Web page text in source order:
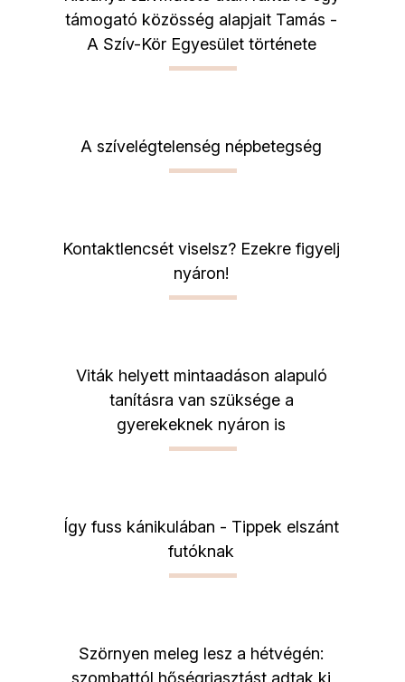
támogató közösség alapjait Tamás -
A Szív-Kör Egyesület története
A szívelégtelenség népbetegség
Kontaktlencsét viselsz? Ezekre figyelj
nyáron!
Viták helyett mintaadáson alapuló
tanításra van szüksége a
gyerekeknek nyáron is
Így fuss kánikulában - Tippek elszánt
futóknak
Szörnyen meleg lesz a hétvégén:
szombattól hőségriasztást adtak ki